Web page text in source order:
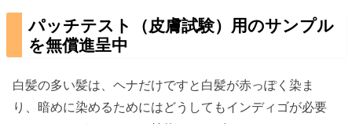
パッチテスト（皮膚試験）用のサンプル
を無償進呈中
白髪の多い髪は、ヘナだけですと白髪が赤っぽく染ま
り、暗めに染めるためにはどうしてもインディゴが必要